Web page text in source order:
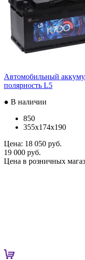
Автомобильный
полярность L5
● В наличии
850
355x174x190
Цена: 18 050 руб.
19 000 руб.
Цена в розничных